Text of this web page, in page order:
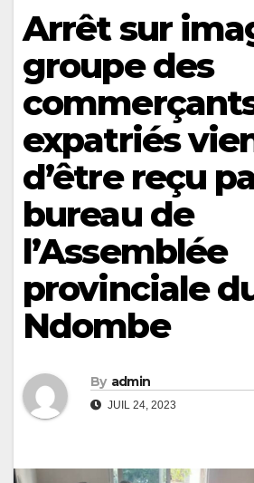
Arrêt sur
groupe des
expatriés
d’être reçu
bureau de
l’Assemblée
provinciale
Ndombe
By admin
JUIL 24, 2023